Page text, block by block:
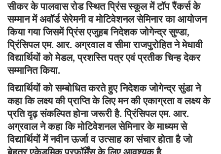
सीकर के पालवास रोड स्थित प्रिंस स्कूल में टॉप रैंकर्स के
सम्मान में अवॉर्ड सेरेमनी व मोटिवेशनल सेमिनार का आयोजन
किया गया जिसमें प्रिंस एजुहब निदेशक जोगेन्द्र सुण्डा,
प्रिंसिपल एम. आर. अग्रवाल व सीमा राजपुरोहित ने मेधावी
विद्यार्थियों को मेडल, प्रशस्ति पत्र एवं प्रतीक चिन्ह देकर
सम्मानित किया.
विद्यार्थियों को सम्बोधित करते हुए निदेशक जोगेन्द्र सुंडा ने
कहा कि लक्ष्य की प्राप्ति के लिए मन की एकाग्रता व लक्ष्य के
प्रति दृढ़ संकल्पित होना जरूरी है. प्रिंसिपल एम. आर.
अग्रवाल ने कहा कि मोटिवेशनल सेमिनार के माध्यम से
विद्यार्थियों में नवीन ऊर्जा व उत्साह का संचार होता है जो